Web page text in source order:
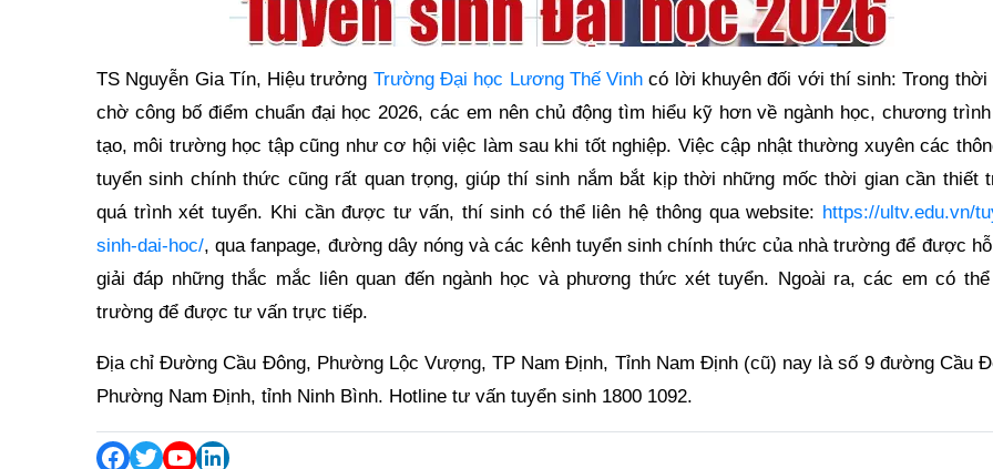
TS Nguyễn Gia Tín, Hiệu trưởng Trường Đại học Lương Thế Vinh có lời khuyên đối với thí sinh: Trong thời
chờ công bố điểm chuẩn đại học 2026, các em nên chủ động tìm hiểu kỹ hơn về ngành học, chương
tạo, môi trường học tập cũng như cơ hội việc làm sau khi tốt nghiệp. Việc cập nhật thường xuyên các
tuyển sinh chính thức cũng rất quan trọng, giúp thí sinh nắm bắt kịp thời những mốc thời gian cần thiết
quá trình xét tuyển. Khi cần được tư vấn, thí sinh có thể liên hệ thông qua website: https://ultv.edu.vn/
sinh-dai-hoc/, qua fanpage, đường dây nóng và các kênh tuyển sinh chính thức của nhà trường để được
giải đáp những thắc mắc liên quan đến ngành học và phương thức xét tuyển. Ngoài ra, các em có thể
trường để được tư vấn trực tiếp.
Địa chỉ Đường Cầu Đông, Phường Lộc Vượng, TP Nam Định, Tỉnh Nam Định (cũ) nay là số 9 đường Cầu
Phường Nam Định, tỉnh Ninh Bình. Hotline tư vấn tuyển sinh 1800 1092.